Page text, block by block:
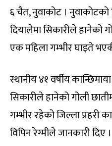
६ चैत, नुवाकोट । नुवाकोटको
दियालेमा सिकारीले हानेको
एक महिला गम्भीर घाइते
स्थानीय ४१ वर्षीय
सिकारीले हानेको गोली
गम्भीर रहेको जिल्ला प्रहरी
विपिन रेग्मीले जानकारी दिए ।